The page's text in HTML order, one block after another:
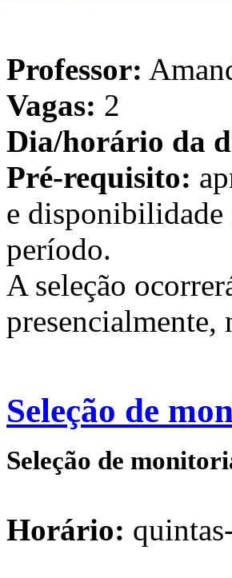
Professor:
Vagas: 2
Dia/horário da
Pré-requisito:
e disponibilidade
período.
A seleção
presencialmente,
Seleção de
Seleção de
Horário: